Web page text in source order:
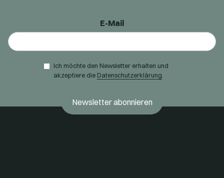
E-Mail
Ich möchte den Newsletter erhalten und
akzeptiere die Datenschutzerklärung